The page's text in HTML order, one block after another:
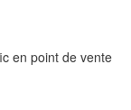
en point de vente